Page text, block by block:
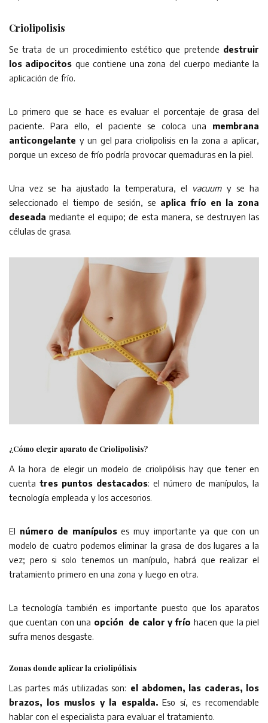
Criolipolisis
Se trata de un procedimiento estético que pretende destruir
los adipocitos que contiene una zona del cuerpo mediante la
aplicación de frío.
Lo primero que se hace es evaluar el porcentaje de grasa del
paciente. Para ello, el paciente se coloca una membrana
anticongelante y un gel para criolipolisis en la zona a aplicar,
porque un exceso de frío podría provocar quemaduras en la piel.
Una vez se ha ajustado la temperatura, el vacuumy se ha
seleccionado el tiempo de sesión, se aplica frío en la zona
deseada mediante el equipo; de esta manera, se destruyen las
células de grasa.
¿Cómo elegir aparato de Criolipolisis?
A la hora de elegir un modelo de criolipólisis hay que tener en
cuenta tres puntos destacados: el número de manípulos, la
tecnología empleada y los accesorios.
El número de manípuloses muy importante ya que con un
modelo de cuatro podemos eliminar la grasa de dos lugares a la
vez; pero si solo tenemos un manípulo, habrá que realizar el
tratamiento primero en una zona y luego en otra.
La tecnología también es importante puesto que los aparatos
que cuentan con una opción de calor y frío hacen que la piel
sufra menos desgaste.
Zonas donde aplicar la criolipólisis
Las partes más utilizadas son: el abdomen, las caderas, los
brazos, los muslos y la espalda.Eso sí, es recomendable
hablar con el especialista para evaluar el tratamiento.